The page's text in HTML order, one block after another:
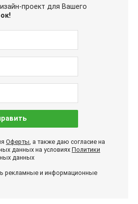
проект для Вашего
Оферты, а также даю согласие на
данных на условиях Политики
данных
рекламные и информационные